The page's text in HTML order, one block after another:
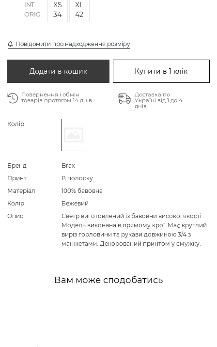
INT
ORIG
XS
34
XL
42
Повідомити про надходження розміру
Додати в кошик Купити в 1 клік
Повернення і обмін
товарів протягом 14 днів
Доставка по
Україні від 1 до 4
днів
Колір
Бренд
Brax
Принт
В полоску
Матеріал
100% бавовна
Колір
Бежевий
Опис
Светр виготовлений із бавовни високої якості.
Модель виконана в прямому крої. Має круглий
виріз горловини та рукави довжиною 3/4 з
манжетами. Декорований принтом у смужку.
Вам може сподобатись